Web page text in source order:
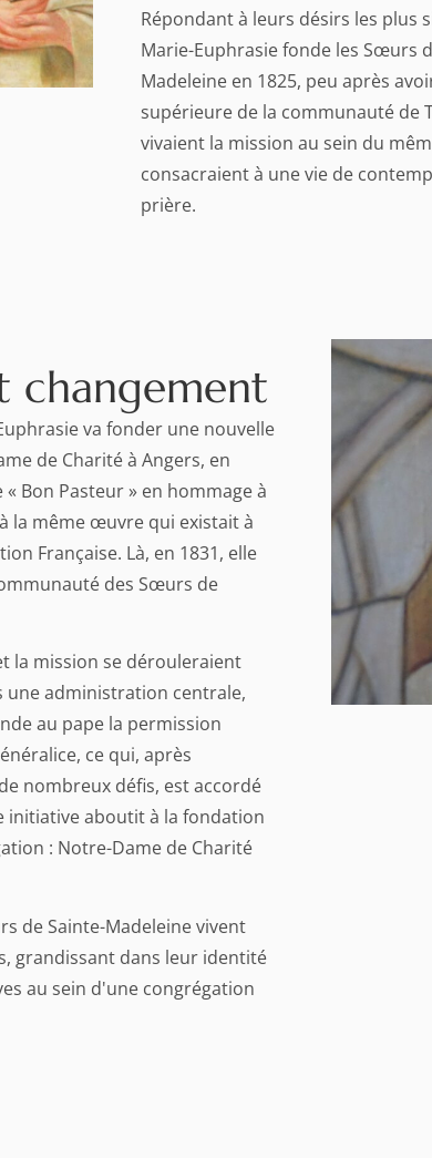
Répondant à leurs désirs les plus
Marie-Euphrasie fonde les Sœurs
Madeleine en 1825, peu après
supérieure de la communauté de
vivaient la mission au sein du
consacraient à une vie de
prière.
changement
va fonder une nouvelle
de Charité à Angers, en
« Bon Pasteur » en hommage à
la même œuvre qui existait à
Française. Là, en 1831, elle
des Sœurs de
la mission se dérouleraient
une administration centrale,
au pape la permission
ce qui, après
nombreux défis, est accordé
initiative aboutit à la fondation
: Notre-Dame de Charité
de Sainte-Madeleine vivent
grandissant dans leur identité
au sein d'une congrégation